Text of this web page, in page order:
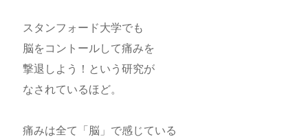
スタンフォード大学でも
脳をコントールして痛みを
撃退しよう！という研究が
なされているほど。
痛みは全て「脳」で感じている